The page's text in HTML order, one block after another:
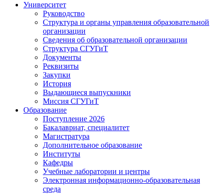
Университет
Руководство
Структура и органы управления образовательной
организации
Сведения об образовательной организации
Структура СГУГиТ
Документы
Реквизиты
Закупки
История
Выдающиеся выпускники
Миссия СГУГиТ
Образование
Поступление 2026
Бакалавриат, специалитет
Магистратура
Дополнительное образование
Институты
Кафедры
Учебные лаборатории и центры
Электронная информационно-образовательная
среда